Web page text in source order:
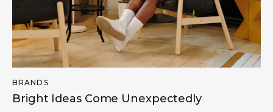
BRANDS
Bright Ideas Come Unexpectedly